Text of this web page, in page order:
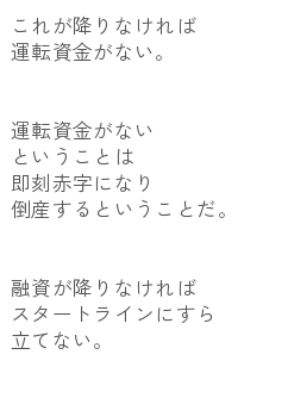
これが降りなければ
運転資金がない。
運転資金がない
ということは
即刻赤字になり
倒産するということだ。
融資が降りなければ
スタートラインにすら
立てない。